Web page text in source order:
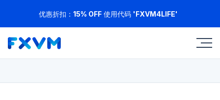
优惠折扣： 15% OFF 使用代码 'FXVM4LIFE'